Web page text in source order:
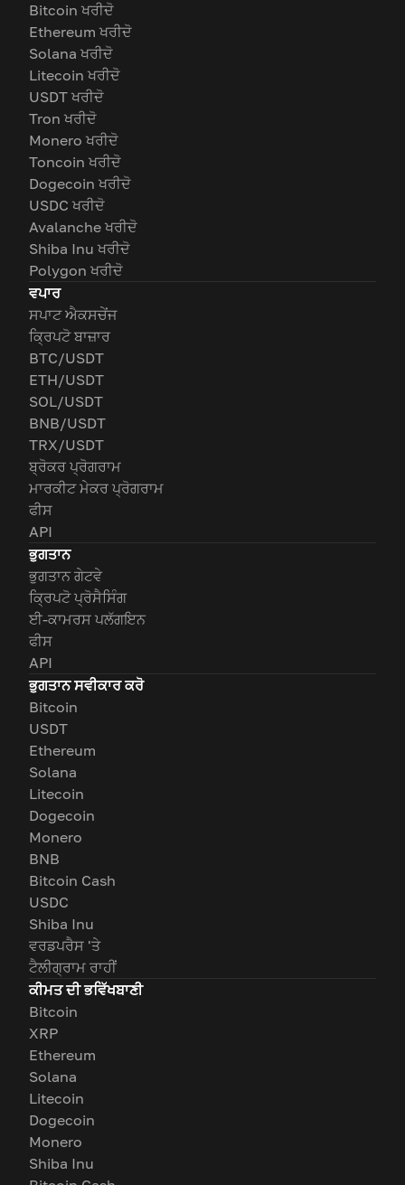
Bitcoin ਖਰੀਦੋ
Ethereum ਖਰੀਦੋ
Solana ਖਰੀਦੋ
Litecoin ਖਰੀਦੋ
USDT ਖਰੀਦੋ
Tron ਖਰੀਦੋ
Monero ਖਰੀਦੋ
Toncoin ਖਰੀਦੋ
Dogecoin ਖਰੀਦੋ
USDC ਖਰੀਦੋ
Avalanche ਖਰੀਦੋ
Shiba Inu ਖਰੀਦੋ
Polygon ਖਰੀਦੋ
ਵਪਾਰ
ਸਪਾਟ ਐਕਸਚੇਂਜ
ਕ੍ਰਿਪਟੋ ਬਾਜ਼ਾਰ
BTC/USDT
ETH/USDT
SOL/USDT
BNB/USDT
TRX/USDT
ਬ੍ਰੋਕਰ ਪ੍ਰੋਗਰਾਮ
ਮਾਰਕੀਟ ਮੇਕਰ ਪ੍ਰੋਗਰਾਮ
ਫੀਸ
API
ਭੁਗਤਾਨ
ਭੁਗਤਾਨ ਗੇਟਵੇ
ਕ੍ਰਿਪਟੋ ਪ੍ਰੋਸੈਸਿੰਗ
ਈ-ਕਾਮਰਸ ਪਲੱਗਇਨ
ਫੀਸ
API
ਭੁਗਤਾਨ ਸਵੀਕਾਰ ਕਰੋ
Bitcoin
USDT
Ethereum
Solana
Litecoin
Dogecoin
Monero
BNB
Bitcoin Cash
USDC
Shiba Inu
ਵਰਡਪਰੈਸ 'ਤੇ
ਟੈਲੀਗ੍ਰਾਮ ਰਾਹੀਂ
ਕੀਮਤ ਦੀ ਭਵਿੱਖਬਾਣੀ
Bitcoin
XRP
Ethereum
Solana
Litecoin
Dogecoin
Monero
Shiba Inu